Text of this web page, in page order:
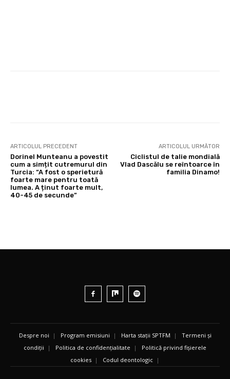
ARTICOLUL PRECEDENT
Dorinel Munteanu a povestit
cum a simțit cutremurul din
Turcia: “A fost o sperietură
foarte mare pentru toată
lumea. A ținut foarte mult,
40-45 de secunde”
ARTICOLUL URMĂTOR
Ciclistul de talie mondială
Vlad Dascălu se reîntoarce în
familia Dinamo!
Despre noi | Program emisiuni | Harta stații SPTFM | Termeni și
condiții | Politica de confidențialitate | Politică privind fișierele
cookies | Codul deontologic |